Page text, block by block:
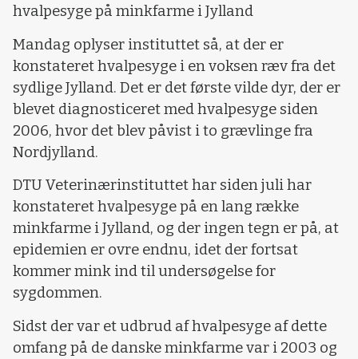
hvalpesyge på minkfarme i Jylland
Mandag oplyser instituttet så, at der er
konstateret hvalpesyge i en voksen ræv fra det
sydlige Jylland. Det er det første vilde dyr, der er
blevet diagnosticeret med hvalpesyge siden
2006, hvor det blev påvist i to grævlinge fra
Nordjylland.
DTU Veterinærinstituttet har siden juli har
konstateret hvalpesyge på en lang række
minkfarme i Jylland, og der ingen tegn er på, at
epidemien er ovre endnu, idet der fortsat
kommer mink ind til undersøgelse for
sygdommen.
Sidst der var et udbrud af hvalpesyge af dette
omfang på de danske minkfarme var i 2003 og